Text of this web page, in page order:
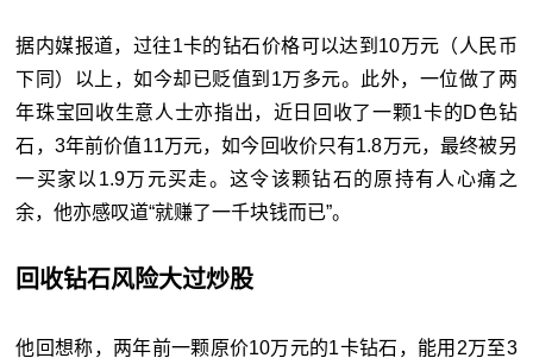
据内媒报道，过往1卡的钻石价格可以达到10万元（人民币
下同）以上，如今却已贬值到1万多元。此外，一位做了两
年珠宝回收生意人士亦指出，近日回收了一颗1卡的D色钻
石，3年前价值11万元，如今回收价只有1.8万元，最终被另
一买家以1.9万元买走。这令该颗钻石的原持有人心痛之
余，他亦感叹道“就赚了一千块钱而已”。
回收钻石风险大过炒股
他回想称，两年前一颗原价10万元的1卡钻石，能用2万至3